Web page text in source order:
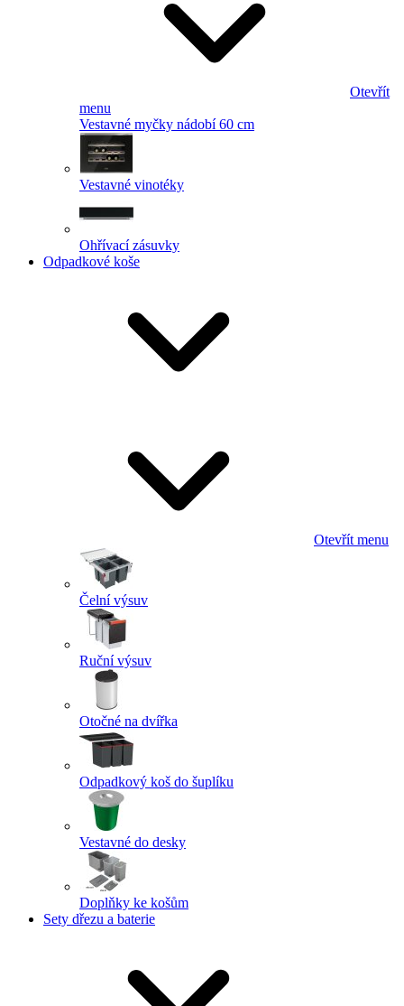
Otevřít
menu
Vestavné myčky nádobí 60 cm
Vestavné vinotéky
Ohřívací zásuvky
Odpadkové koše
Otevřít menu
Čelní výsuv
Ruční výsuv
Otočné na dvířka
Odpadkový koš do šuplíku
Vestavné do desky
Doplňky ke košům
Sety dřezu a baterie